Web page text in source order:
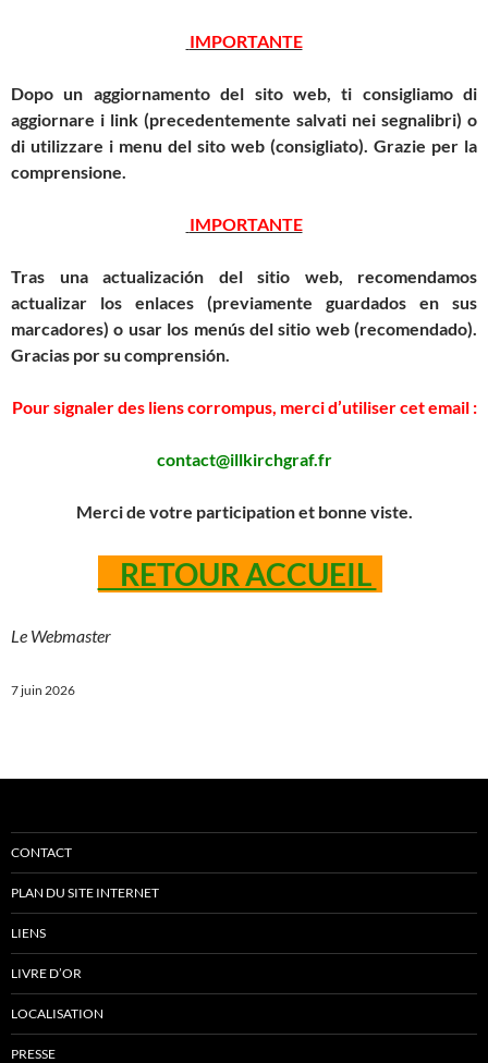
IMPORTANTE
Dopo un aggiornamento del sito web, ti consigliamo di
aggiornare i link (precedentemente salvati nei segnalibri) o
di utilizzare i menu del sito web (consigliato). Grazie per la
comprensione.
IMPORTANTE
Tras una actualización del sitio web, recomendamos
actualizar los enlaces (previamente guardados en sus
marcadores) o usar los menús del sitio web (recomendado).
Gracias por su comprensión.
Pour signaler des liens corrompus, merci d’utiliser cet email :
contact@illkirchgraf.fr
Merci de votre participation et bonne viste.
RETOUR ACCUEIL
Le Webmaster
7 juin 2026
CONTACT
PLAN DU SITE INTERNET
LIENS
LIVRE D’OR
LOCALISATION
PRESSE